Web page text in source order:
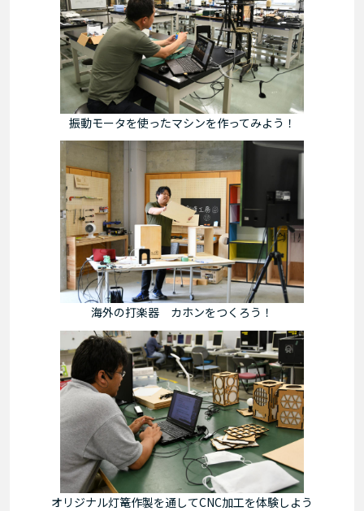
振動モータを使ったマシンを作ってみよう！
海外の打楽器 カホンをつくろう！
オリジナル灯篭作製を通してCNC加工を体験しよう